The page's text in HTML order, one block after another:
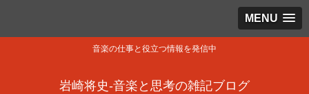
MENU
音楽の仕事と役立つ情報を発信中
岩崎将史-音楽と思考の雑記ブログ